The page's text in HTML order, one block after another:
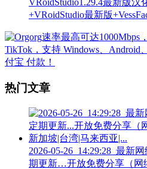
VRoidStudio1.29.4最新版
+VRoidStudio最新版
热门文章
2026-05-26_14:29:28_最新
期更新…开放免费分享（网